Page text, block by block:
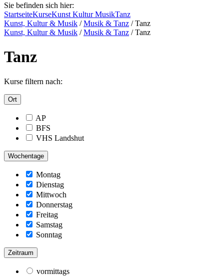
Sie befinden sich hier:
StartseiteKurseKunst Kultur MusikTanz
Kunst, Kultur & Musik /Musik & Tanz /Tanz
Kunst, Kultur & Musik /Musik & Tanz /Tanz
Tanz
Kurse filtern nach:
Ort
AP
BFS
VHS Landshut
Wochentage
Montag
Dienstag
Mittwoch
Donnerstag
Freitag
Samstag
Sonntag
Zeitraum
vormittags